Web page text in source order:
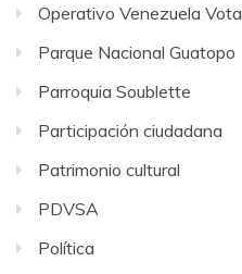
Operativo Venezuela Vota
Parque Nacional Guatopo
Parroquia Soublette
Participación ciudadana
Patrimonio cultural
PDVSA
Política